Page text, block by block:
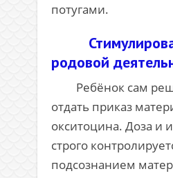
потугами.
родовой
Ребёнок сам
отдать приказ
окситоцина. Доза и
строго
подсознанием